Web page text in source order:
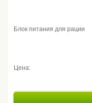
Блок питания для рации
Цена: